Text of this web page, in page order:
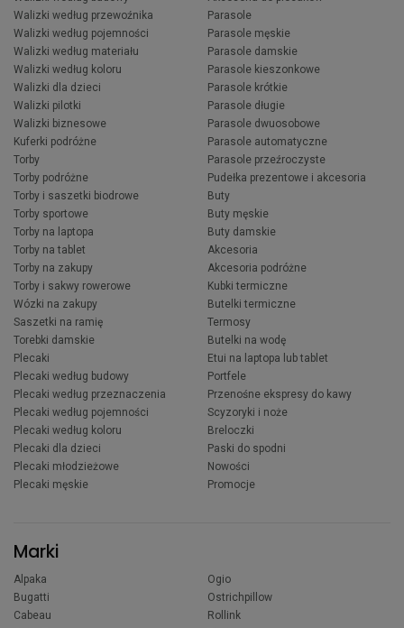
Walizki według przewoźnika
Walizki według pojemności
Walizki według materiału
Walizki według koloru
Walizki dla dzieci
Walizki pilotki
Walizki biznesowe
Kuferki podróżne
Torby
Torby podróżne
Torby i saszetki biodrowe
Torby sportowe
Torby na laptopa
Torby na tablet
Torby na zakupy
Torby i sakwy rowerowe
Wózki na zakupy
Saszetki na ramię
Torebki damskie
Plecaki
Plecaki według budowy
Plecaki według przeznaczenia
Plecaki według pojemności
Plecaki według koloru
Plecaki dla dzieci
Plecaki młodzieżowe
Plecaki męskie
Parasole
Parasole męskie
Parasole damskie
Parasole kieszonkowe
Parasole krótkie
Parasole długie
Parasole dwuosobowe
Parasole automatyczne
Parasole przeźroczyste
Pudełka prezentowe i akcesoria
Buty
Buty męskie
Buty damskie
Akcesoria
Akcesoria podróżne
Kubki termiczne
Butelki termiczne
Termosy
Butelki na wodę
Etui na laptopa lub tablet
Portfele
Przenośne ekspresy do kawy
Scyzoryki i noże
Breloczki
Paski do spodni
Nowości
Promocje
Marki
Alpaka
Bugatti
Cabeau
Ogio
Ostrichpillow
Rollink